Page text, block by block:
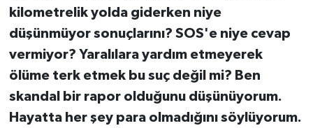
kilometrelik yolda giderken niye
düşünmüyor sonuçlarını? SOS'e niye cevap
vermiyor? Yaralılara yardım etmeyerek
ölüme terk etmek bu suç değil mi? Ben
skandal bir rapor olduğunu düşünüyorum.
Hayatta her şey para olmadığını söylüyorum.